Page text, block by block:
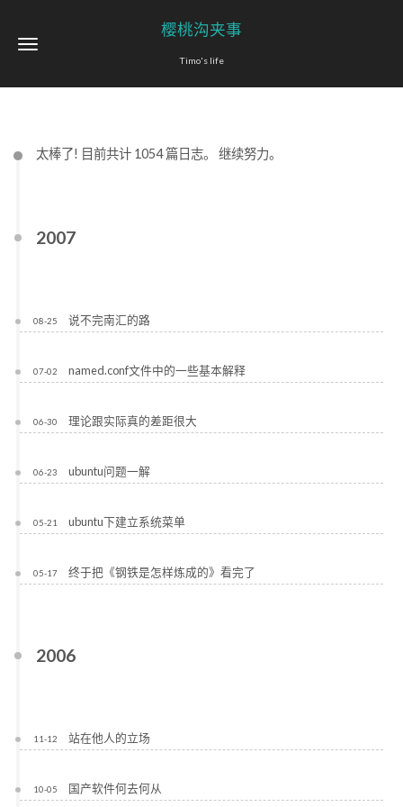
樱桃沟夹事
Timo's life
太棒了! 目前共计 1054 篇日志。 继续努力。
2007
08-25 说不完南汇的路
07-02 named.conf文件中的一些基本解释
06-30 理论跟实际真的差距很大
06-23 ubuntu问题一解
05-21 ubuntu下建立系统菜单
05-17 终于把《钢铁是怎样炼成的》看完了
2006
11-12 站在他人的立场
10-05 国产软件何去何从